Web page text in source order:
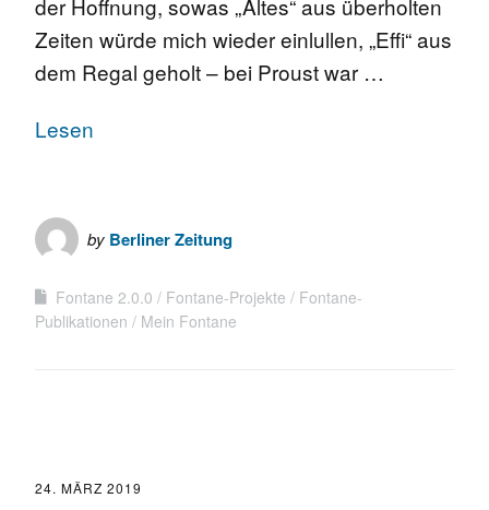
der Hoffnung, sowas „Altes“ aus überholten
Zeiten würde mich wieder einlullen, „Effi“ aus
dem Regal geholt – bei Proust war …
Lesen
by Berliner Zeitung
Fontane 2.0.0 Fontane-Projekte
Fontane-
Publikationen
Mein Fontane
24. MÄRZ 2019